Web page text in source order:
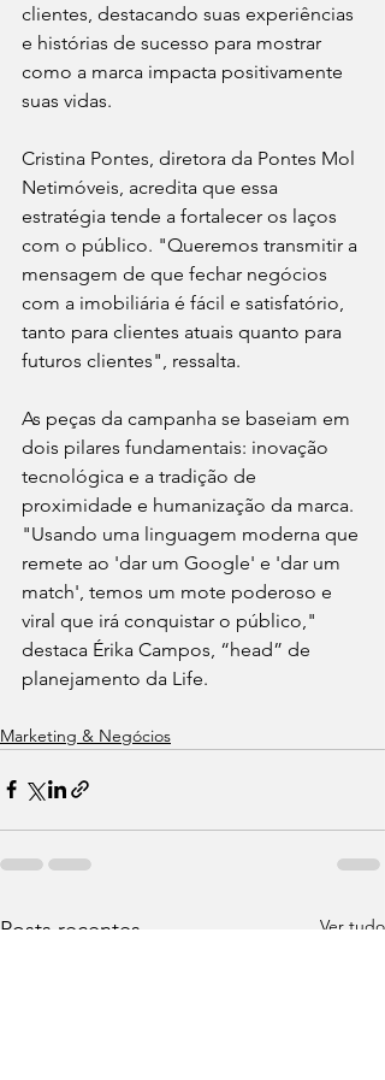
clientes, destacando suas experiências
e histórias de sucesso para mostrar
como a marca impacta positivamente
suas vidas.
Cristina Pontes, diretora da Pontes Mol
Netimóveis, acredita que essa
estratégia tende a fortalecer os laços
com o público. "Queremos transmitir a
mensagem de que fechar negócios
com a imobiliária é fácil e satisfatório,
tanto para clientes atuais quanto para
futuros clientes", ressalta.
As peças da campanha se baseiam em
dois pilares fundamentais: inovação
tecnológica e a tradição de
proximidade e humanização da marca.
"Usando uma linguagem moderna que
remete ao 'dar um Google' e 'dar um
match', temos um mote poderoso e
viral que irá conquistar o público,"
destaca Érika Campos, “head” de
planejamento da Life.
Marketing & Negócios
Posts recentes Ver tudo